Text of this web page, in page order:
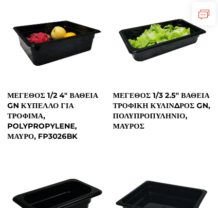
ΜΈΓΕΘΟΣ 1/2 4" ΒΑΘΕΊΑ
GN ΚΎΠΕΛΛΟ ΓΙΑ
ΤΡΌΦΙΜΑ,
POLYPROPYLENE,
ΜΑΎΡΟ, FP3026BK
ΜΈΓΕΘΟΣ 1/3 2.5" ΒΑΘΕΊΑ
ΤΡΟΦΙΚΉ ΚΎΛΙΝΔΡΟΣ GN,
ΠΟΛΥΠΡΟΠΥΛΗΝΙΟ,
ΜΑΎΡΟΣ